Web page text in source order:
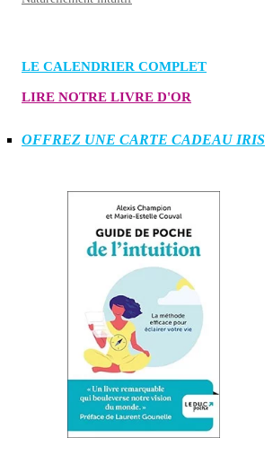
LE CALENDRIER COMPLET
LIRE NOTRE LIVRE D'OR
OFFREZ UNE CARTE CADEAU IRIS